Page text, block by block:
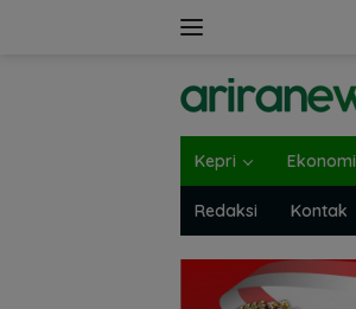
Kepri Ekonomi
Redaksi Kontak